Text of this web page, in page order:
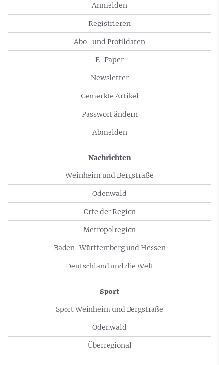
Anmelden
Registrieren
Abo- und Profildaten
E-Paper
Newsletter
Gemerkte Artikel
Passwort ändern
Abmelden
Nachrichten
Weinheim und Bergstraße
Odenwald
Orte der Region
Metropolregion
Baden-Württemberg und Hessen
Deutschland und die Welt
Sport
Sport Weinheim und Bergstraße
Odenwald
Überregional